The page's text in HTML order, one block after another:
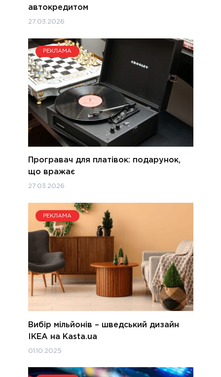
автокредитом
27.03.2026
РЕКЛАМА
Програвач для платівок: подарунок,
що вражає
27.03.2026
РЕКЛАМА
Вибір мільйонів – шведський дизайн
IKEA на Kasta.ua
01.10.2025